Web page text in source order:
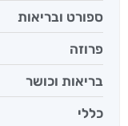
ספורט ובריאות
פרוזה
בריאות וכושר
כללי